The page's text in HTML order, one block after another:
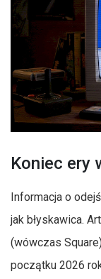
Koniec ery
Informacja o
jak błyskawica.
(wówczas
początku 2026